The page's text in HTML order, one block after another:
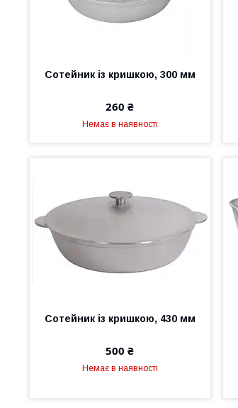
Сотейник із кришкою, 300 мм
260 ₴
Немає в наявності
Сотейник із кришкою, 430 мм
500 ₴
Немає в наявності